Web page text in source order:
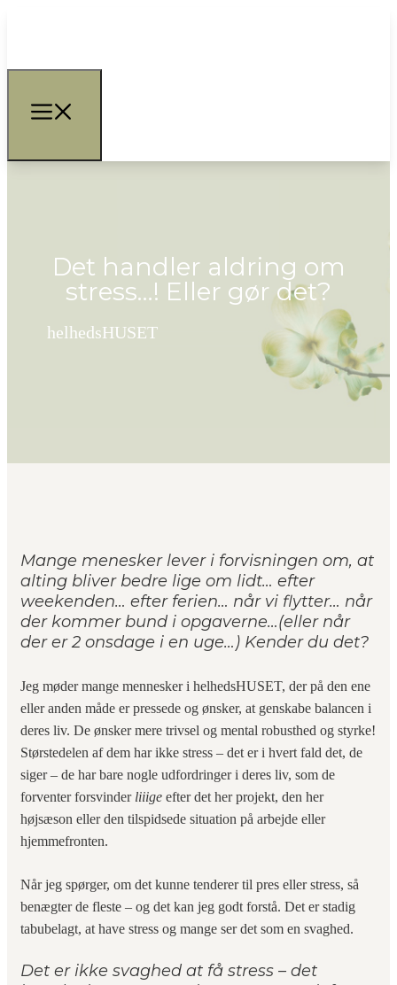
Det handler aldring om
stress…! Eller gør det?
helhedsHUSET
Mange menesker lever i forvisningen om, at
alting bliver bedre lige om lidt… efter
weekenden… efter ferien… når vi flytter… når
der kommer bund i opgaverne…(eller når
der er 2 onsdage i en uge…) Kender du det?
Jeg møder mange mennesker i helhedsHUSET, der på den ene
eller anden måde er pressede og ønsker, at genskabe balancen i
deres liv. De ønsker mere trivsel og mental robusthed og styrke!
Størstedelen af dem har ikke stress – det er i hvert fald det, de
siger – de har bare nogle udfordringer i deres liv, som de
forventer forsvinder liiige efter det her projekt, den her
højsæson eller den tilspidsede situation på arbejde eller
hjemmefronten.
Når jeg spørger, om det kunne tenderer til pres eller stress, så
benægter de fleste – og det kan jeg godt forstå. Det er stadig
tabubelagt, at have stress og mange ser det som en svaghed.
Det er ikke svaghed at få stress – det